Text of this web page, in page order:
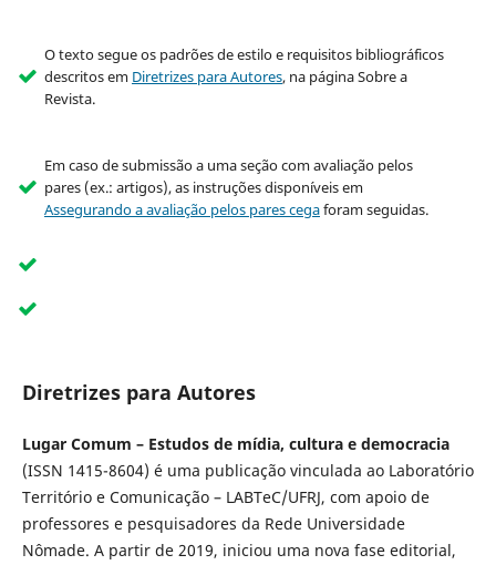
O texto segue os padrões de estilo e requisitos bibliográficos
descritos em Diretrizes para Autores, na página Sobre a
Revista.
Em caso de submissão a uma seção com avaliação pelos
pares (ex.: artigos), as instruções disponíveis em
Assegurando a avaliação pelos pares cegaforam seguidas.
Diretrizes para Autores
Lugar Comum – Estudos de mídia, cultura e democracia
(ISSN 1415-8604) é uma publicação vinculada ao Laboratório
Território e Comunicação – LABTeC/UFRJ, com apoio de
professores e pesquisadores da Rede Universidade
Nômade. A partir de 2019, iniciou uma nova fase editorial,